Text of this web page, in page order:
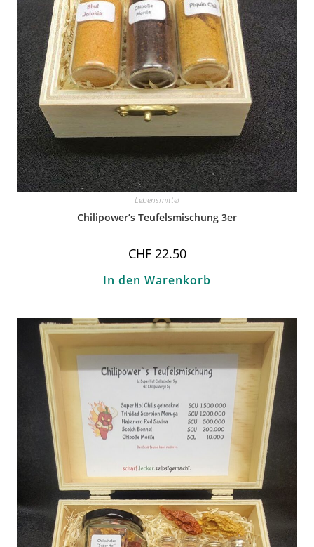
Lebensmittel
Chilipower’s Teufelsmischung 3er
CHF22.50
In den Warenkorb